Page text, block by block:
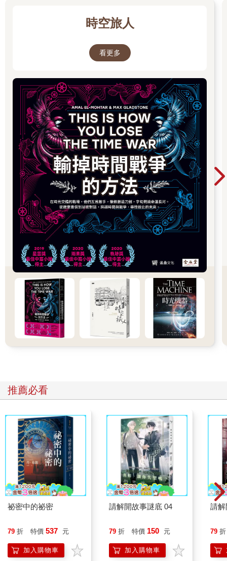
時空旅人
看更多
推薦必看
祕密中的祕密
79 折 特價 537 元
加入購物車
請解開故事謎底 04
79 折 特價 150 元
加入購物車
請解
79 折